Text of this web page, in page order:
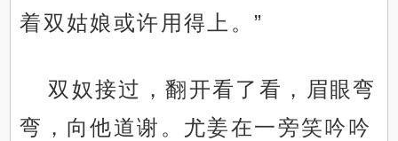
着双姑娘或许用得上。”
双奴接过，翻开看了看，眉眼弯
弯，向他道谢。尤姜在一旁笑吟吟